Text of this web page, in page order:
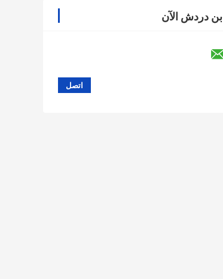
ابن دردش الآن